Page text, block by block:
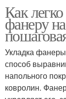
Как
фанеру
Укладка
способ
напольного
ковролин.